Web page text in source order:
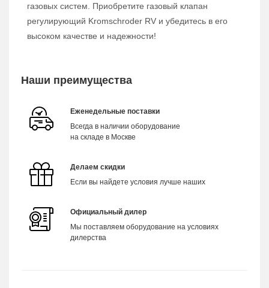
газовых систем. Приобретите газовый клапан
регулирующий Kromschroder RV и убедитесь в его
высоком качестве и надежности!
Наши преимущества
Еженедельные поставки
Всегда в наличии оборудование
на складе в Москве
Делаем скидки
Если вы найдете условия лучше наших
Официальный дилер
Мы поставляем оборудование на условиях
дилерства